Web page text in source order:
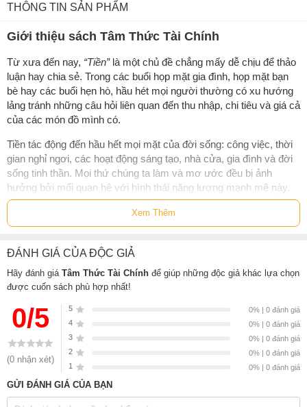
THÔNG TIN SẢN PHẨM
Giới thiệu sách Tâm Thức Tài Chính
Từ xưa đến nay, “Tiền”là một chủ đề chẳng mấy dễ chịu để thảo
luận hay chia sẻ. Trong các buổi họp mặt gia đình, họp mặt bạn
bè hay các buổi hẹn hò, hầu hét mọi người thường có xu hướng
lảng tránh những câu hỏi liên quan đến thu nhập, chi tiêu và giá cả
của các món đồ mình có.
Tiền tác động đến hầu hết mọi mặt của đời sống: công việc, thời
gian nghỉ ngơi, các hoạt động sáng tạo, nhà cửa, gia đình và đời
sống tinh thần. Mọi thứ chúng ta làm và mơ ước đều bị ảnh
hưởng bởi mối quan hệ với hình thái năng lượng mạnh mẽ này.
Từ ước mơ to lớn như kinh doanh, mua nhà, mua xe, cho đến
những dự định nhỏ như trang trải cuộc sống hay mua một món
đồ nào đó, năng lượng của đồng tiền đều có những ảnh hưởng
nhất định đến chúng.
Tiền có thể là cội nguồn cho một cuộc sống sung túc, nhưng cũng
có thể mang lại sự đau khổ nếu chúng ta không hiểu đúng về
hợp những bài học sâu sắc về tiền bạc và các quy luật tâm thức
sẽ giúp bạn thu hút sự thịnh vượng vật chất lẫn tinh thần.
Cuốn sách Tâm Thức Tài Chính sẽ giúp bạn:
Thay đổi hoàn toàn cách suy nghĩ về mối quan hệ giữa bản
thân với đồng tiền.
Xem Thêm
ĐÁNH GIÁ CỦA ĐỘC GIẢ
Hãy đánh giá Tâm Thức Tài Chính để giúp những độc giả khác lựa chọn
được cuốn sách phù hợp nhất!
0/5
(0 nhận xét)
5
0% | 0 đánh giá
4
0% | 0 đánh giá
3
0% | 0 đánh giá
2
0% | 0 đánh giá
1
0% | 0 đánh giá
GỬI ĐÁNH GIÁ CỦA BẠN